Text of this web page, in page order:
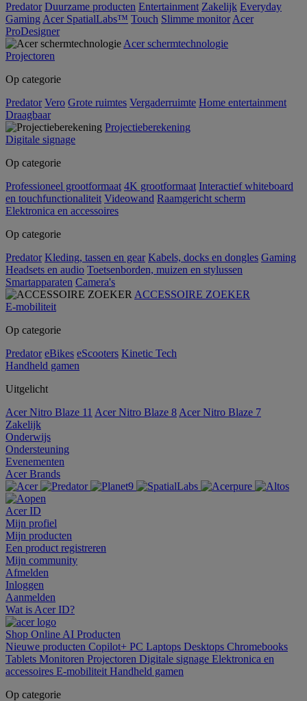
Predator Duurzame producten Entertainment Zakelijk Everyday
Gaming Acer SpatialLabs™ Touch Slimme monitor Acer
ProDesigner
Acer schermtechnologie
Projectoren
Op categorie
Predator Vero Grote ruimtes Vergaderruimte Home entertainment
Draagbaar
Projectieberekening
Digitale signage
Op categorie
Professioneel grootformaat 4K grootformaat Interactief whiteboard
en touchfunctionaliteit Videowand Raamgericht scherm
Elektronica en accessoires
Op categorie
Predator Kleding, tassen en gear Kabels, docks en dongles Gaming
Headsets en audio Toetsenborden, muizen en stylussen
Smartapparaten Camera's
ACCESSOIRE ZOEKER
E-mobiliteit
Op categorie
Predator eBikes eScooters Kinetic Tech
Handheld gamen
Uitgelicht
Acer Nitro Blaze 11 Acer Nitro Blaze 8 Acer Nitro Blaze 7
Zakelijk
Onderwijs
Ondersteuning
Evenementen
Acer Brands
Acer ID
Mijn profiel
Mijn producten
Een product registreren
Mijn community
Afmelden
Inloggen
Aanmelden
Wat is Acer ID?
Shop Online AI Producten
Nieuwe producten Copilot+ PC Laptops Desktops Chromebooks
Tablets Monitoren Projectoren Digitale signage Elektronica en
accessoires E-mobiliteit Handheld gamen
Op categorie